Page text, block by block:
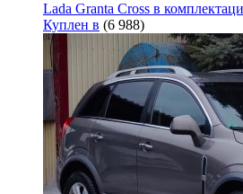
Lada Granta Cross в
Куплен в (6 988)